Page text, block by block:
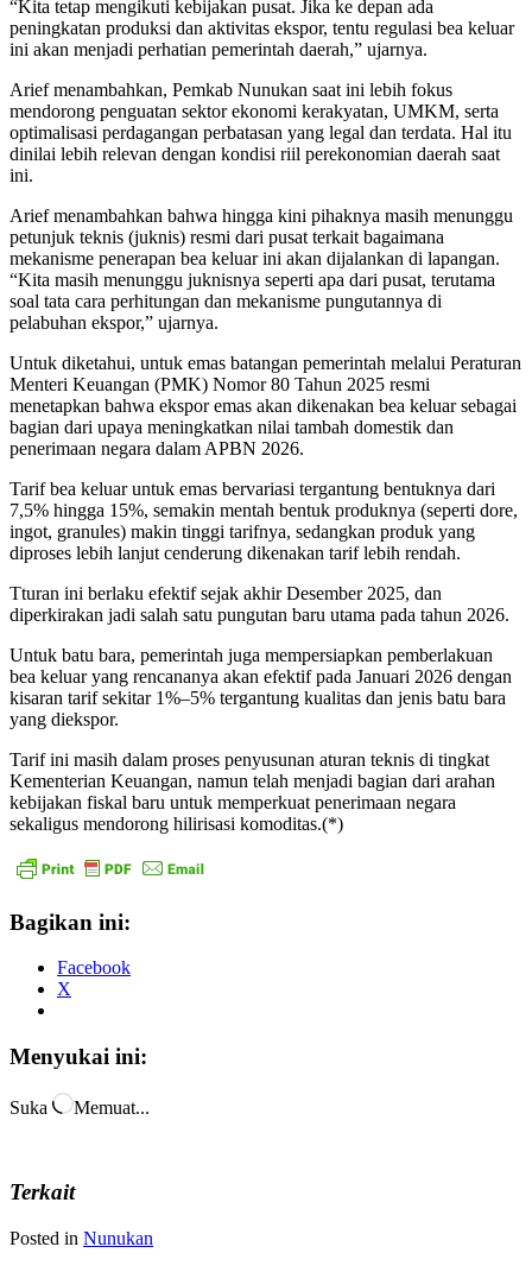
“Kita tetap mengikuti kebijakan pusat. Jika ke depan ada
peningkatan produksi dan aktivitas ekspor, tentu regulasi bea keluar
ini akan menjadi perhatian pemerintah daerah,” ujarnya.
Arief menambahkan, Pemkab Nunukan saat ini lebih fokus
mendorong penguatan sektor ekonomi kerakyatan, UMKM, serta
optimalisasi perdagangan perbatasan yang legal dan terdata. Hal itu
dinilai lebih relevan dengan kondisi riil perekonomian daerah saat
ini.
Arief menambahkan bahwa hingga kini pihaknya masih menunggu
petunjuk teknis (juknis) resmi dari pusat terkait bagaimana
mekanisme penerapan bea keluar ini akan dijalankan di lapangan.
“Kita masih menunggu juknisnya seperti apa dari pusat, terutama
soal tata cara perhitungan dan mekanisme pungutannya di
pelabuhan ekspor,” ujarnya.
Untuk diketahui, untuk emas batangan pemerintah melalui Peraturan
Menteri Keuangan (PMK) Nomor 80 Tahun 2025 resmi
menetapkan bahwa ekspor emas akan dikenakan bea keluar sebagai
bagian dari upaya meningkatkan nilai tambah domestik dan
penerimaan negara dalam APBN 2026.
Tarif bea keluar untuk emas bervariasi tergantung bentuknya dari
7,5% hingga 15%, semakin mentah bentuk produknya (seperti dore,
ingot, granules) makin tinggi tarifnya, sedangkan produk yang
diproses lebih lanjut cenderung dikenakan tarif lebih rendah.
Tturan ini berlaku efektif sejak akhir Desember 2025, dan
diperkirakan jadi salah satu pungutan baru utama pada tahun 2026.
Untuk batu bara, pemerintah juga mempersiapkan pemberlakuan
bea keluar yang rencananya akan efektif pada Januari 2026 dengan
kisaran tarif sekitar 1%–5% tergantung kualitas dan jenis batu bara
yang diekspor.
Tarif ini masih dalam proses penyusunan aturan teknis di tingkat
Kementerian Keuangan, namun telah menjadi bagian dari arahan
kebijakan fiskal baru untuk memperkuat penerimaan negara
sekaligus mendorong hilirisasi komoditas.(*)
Bagikan ini:
Facebook
X
Menyukai ini:
Suka Memuat...
Terkait
Posted in Nunukan